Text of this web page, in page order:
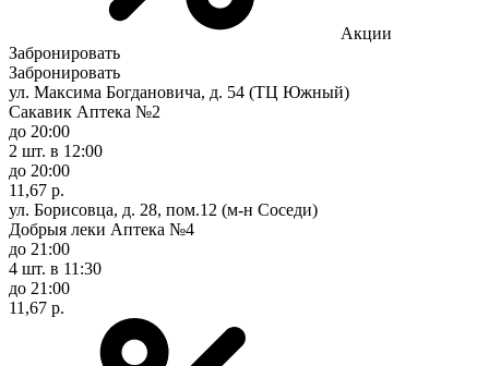
Акции
Забронировать
Забронировать
ул. Максима Богдановича, д. 54 (ТЦ Южный)
Сакавик Аптека №2
до 20:00
2 шт. в 12:00
до 20:00
11,67 р.
ул. Борисовца, д. 28, пом.12 (м-н Соседи)
Добрыя леки Аптека №4
до 21:00
4 шт. в 11:30
до 21:00
11,67 р.